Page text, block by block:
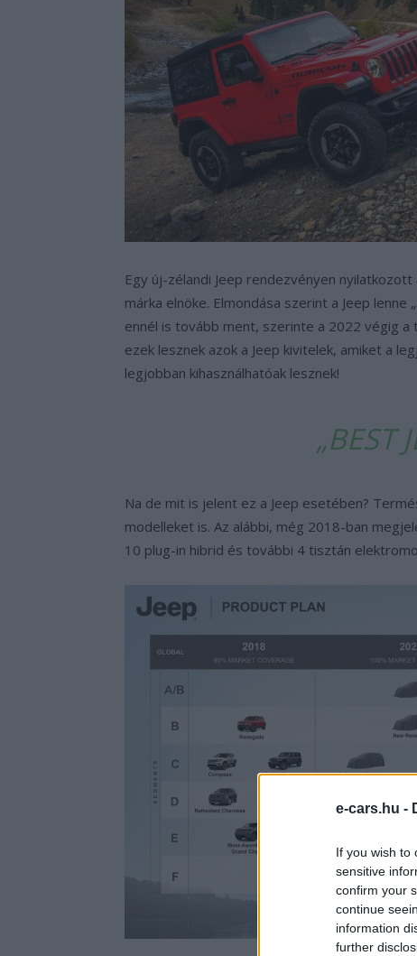
e-cars.hu -
If you wish to
sensitive
confirm your
continue
information
further
Egy új-zélandi Jeep rendezvényen
márka elnöke. Elmondása szerint a Jeep lenne „
ennél is tovább ment, szerinte a 2022 végig
ezek lesznek azok a Jeep kivitelek, amiket a
legjobban kihasználhatóak lesznek!
„BEST
Na de mit is jelent ez a Jeep esetében?
modelleket is. Az alábbi, még 2018-ban
10 plug-in hibrid és további 4 tisztán